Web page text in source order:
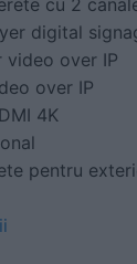
cu 2
digital
over IP
over IP
4K
pentru